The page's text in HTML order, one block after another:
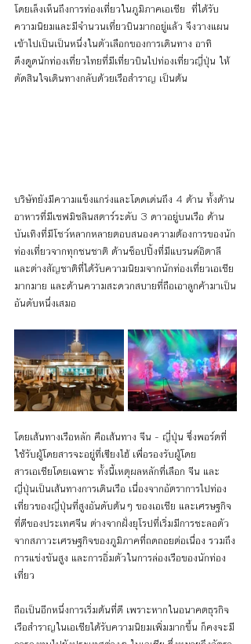
โดยเล็งเห็นถึงการท่องเที่ยวในภูมิภาคเอเชีย  ที่ได้รับ
ความนิยมและมีจำนวนเที่ยวบินมากอยู่แล้ว จึงวางแผน
เข้าไปเป็นเป็นหนึ่งในตัวเลือกของการเดินทาง อาทิ
ดึงดูดนักท่องเที่ยวไทยที่มีเที่ยวบินไปท่องเที่ยวญี่ปุ่น ให้
ตัดสินใจเดินทางกลับด้วยเรือสำราญ เป็นต้น
บริษัทยังมีความแข็งแกร่งและโดดเด่นถึง 4 ด้าน ทั้งด้าน
อาหารที่มีเชฟมิชลินสตาร์ระดับ 3 ดาวอยู่บนเรือ ด้าน
บันเทิงที่มีโชว์หลากหลายตอบสนองความต้องการของนัก
ท่องเที่ยวจากทุกชนชาติ ด้านช็อปปิ้งที่มีแบรนด์อิตาลี
และต่างสัญชาติที่ได้รับความนิยมจากนักท่องเที่ยวเอเชีย
มากมาย และด้านความสะดวกสบายที่ถือเอาลูกค้ามาเป็น
อันดับหนึ่งเสมอ
โดยเส้นทางเรือหลัก คือเส้นทาง จีน - ญี่ปุ่น ซึ่งพอร์ตที่
ใช้รับผู้โดยสารจะอยู่ที่เซียงไฮ้ เพื่อรองรับผู้โดย
สารเอเชียโดยเฉพาะ ทั้งนี้เหตุผลหลักที่เลือก จีน และ
ญี่ปุ่นเป็นเส้นทางการเดินเรือ เนื่องจากอัตราการไปท่อง
เที่ยวของญี่ปุ่นที่สูงอันดับต้นๆ ของเอเชีย และเศรษฐกิจ
ที่ดีของประเทศจีน ต่างจากฝั่งยุโรปที่เริ่มมีการชะลอตัว
จากสภาวะเศรษฐกิจของภูมิภาคที่ถดถอยต่อเนื่อง รวมถึง
การแข่งขันสูง และการอิ่มตัวในการล่องเรือของนักท่อง
เที่ยว
ถือเป็นอีกหนึ่งการเริ่มต้นที่ดี เพราะหากในอนาคตธุรกิจ
เรือสำราญในเอเชียได้รับความนิยมเพิ่มมากขึ้น ก็คงจะมี